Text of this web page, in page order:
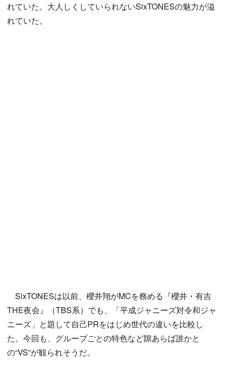
れていた。大人しくしていられないSixTONESの魅力が溢
れていた。
SixTONESは以前、櫻井翔がMCを務める『櫻井・有吉
THE夜会』（TBS系）でも、「平成ジャニーズ対令和ジャ
ニーズ」と題して自己PRをはじめ世代の違いを比較し
た。今回も、グループごとの特色など隙あらば誰かと
の“VS”が観られそうだ。